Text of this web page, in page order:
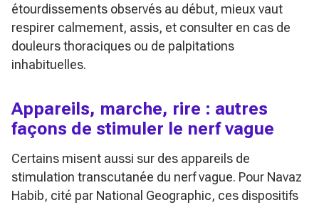
étourdissements observés au début, mieux vaut
respirer calmement, assis, et consulter en cas de
douleurs thoraciques ou de palpitations
inhabituelles.
Appareils, marche, rire : autres
façons de stimuler le nerf vague
Certains misent aussi sur des appareils de
stimulation transcutanée du nerf vague. Pour Navaz
Habib, cité par National Geographic, ces dispositifs